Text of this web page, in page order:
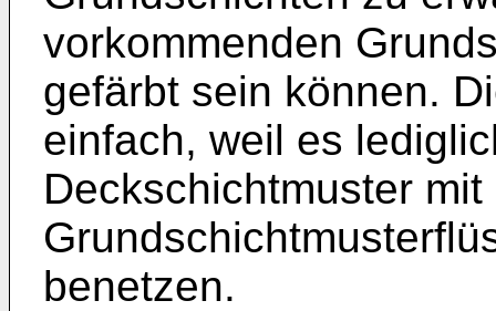
vorkommenden
gefärbt sein können.
einfach, weil es
Deckschichtmuster
benetzen.